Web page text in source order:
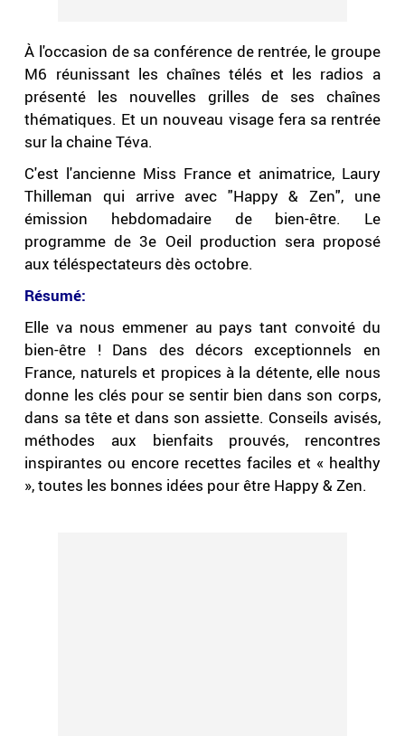
À l'occasion de sa conférence de rentrée, le groupe
M6 réunissant les chaînes télés et les radios a
présenté les nouvelles grilles de ses chaînes
thématiques. Et un nouveau visage fera sa rentrée
sur la chaine Téva.
C'est l'ancienne Miss France et animatrice, Laury
Thilleman qui arrive avec "Happy & Zen", une
émission hebdomadaire de bien-être. Le
programme de 3e Oeil production sera proposé
aux téléspectateurs dès octobre.
Résumé:
Elle va nous emmener au pays tant convoité du
bien-être ! Dans des décors exceptionnels en
France, naturels et propices à la détente, elle nous
donne les clés pour se sentir bien dans son corps,
dans sa tête et dans son assiette. Conseils avisés,
méthodes aux bienfaits prouvés, rencontres
inspirantes ou encore recettes faciles et « healthy
», toutes les bonnes idées pour être Happy & Zen.